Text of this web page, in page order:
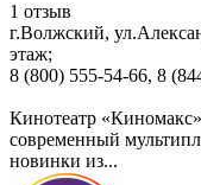
1 отзыв
г.Волжский,
этаж;
8 (800) 555-54-66, 8
Кинотеатр
современный
новинки из...